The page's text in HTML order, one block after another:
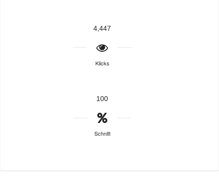
4,447
Klicks
100
Schnitt